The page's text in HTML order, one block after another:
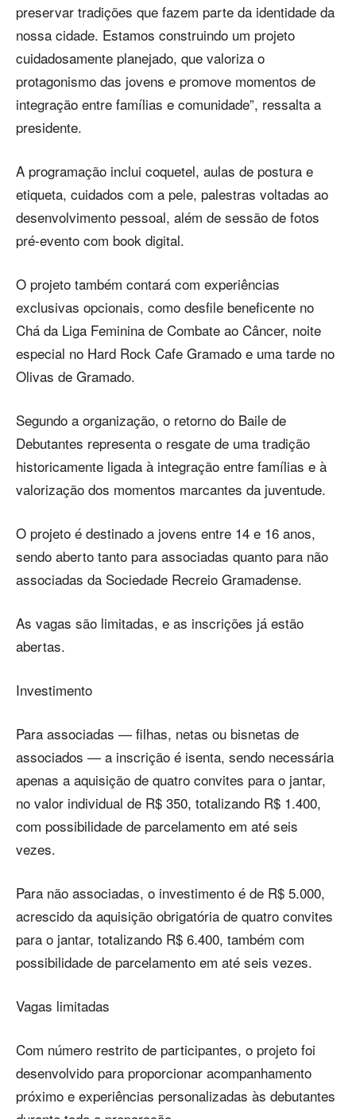
preservar tradições que fazem parte da identidade da
nossa cidade. Estamos construindo um projeto
cuidadosamente planejado, que valoriza o
protagonismo das jovens e promove momentos de
integração entre famílias e comunidade”, ressalta a
presidente.
A programação inclui coquetel, aulas de postura e
etiqueta, cuidados com a pele, palestras voltadas ao
desenvolvimento pessoal, além de sessão de fotos
pré-evento com book digital.
O projeto também contará com experiências
exclusivas opcionais, como desfile beneficente no
Chá da Liga Feminina de Combate ao Câncer, noite
especial no Hard Rock Cafe Gramado e uma tarde no
Olivas de Gramado.
Segundo a organização, o retorno do Baile de
Debutantes representa o resgate de uma tradição
historicamente ligada à integração entre famílias e à
valorização dos momentos marcantes da juventude.
O projeto é destinado a jovens entre 14 e 16 anos,
sendo aberto tanto para associadas quanto para não
associadas da Sociedade Recreio Gramadense.
As vagas são limitadas, e as inscrições já estão
abertas.
Investimento
Para associadas — filhas, netas ou bisnetas de
associados — a inscrição é isenta, sendo necessária
apenas a aquisição de quatro convites para o jantar,
no valor individual de R$ 350, totalizando R$ 1.400,
com possibilidade de parcelamento em até seis
vezes.
Para não associadas, o investimento é de R$ 5.000,
acrescido da aquisição obrigatória de quatro convites
para o jantar, totalizando R$ 6.400, também com
possibilidade de parcelamento em até seis vezes.
Vagas limitadas
Com número restrito de participantes, o projeto foi
desenvolvido para proporcionar acompanhamento
próximo e experiências personalizadas às debutantes